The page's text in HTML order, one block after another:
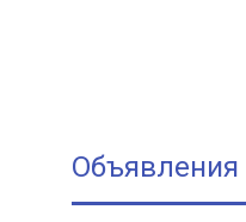
Объявления